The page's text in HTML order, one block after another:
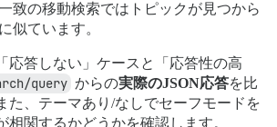
致の移動検索ではトピックが見つから
似ています。
応答しない」ケースと「応答性の高
query からの実際のJSON応答を比
た、テーマあり/なしでセーフモードを
相関するかどうかを確認します。